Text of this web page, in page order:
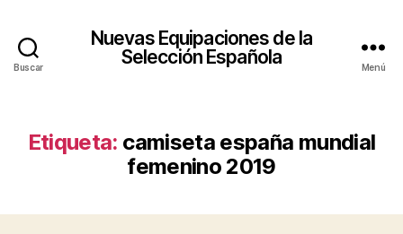
Buscar
Nuevas Equipaciones de la
Selección Española
Menú
Etiqueta: camiseta españa mundial
femenino 2019